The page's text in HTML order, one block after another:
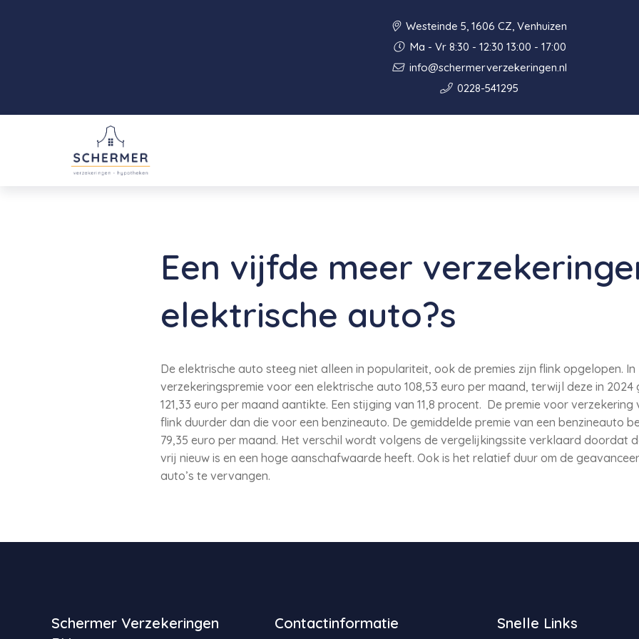
Westeinde 5, 1606 CZ, Venhuizen
Ma - Vr 8:30 - 12:30 13:00 - 17:00
info@schermerverzekeringen.nl
0228-541295
Een vijfde meer
elektrische auto?s
De elektrische auto steeg niet alleen in populariteit, ook de premies zijn flink opgelopen.
verzekeringspremie voor een elektrische auto 108,53 euro per maand, terwijl deze in
121,33 euro per maand aantikte. Een stijging van 11,8 procent. De premie voor
flink duurder dan die voor een benzineauto. De gemiddelde premie van een benzineauto
79,35 euro per maand. Het verschil wordt volgens de vergelijkingssite verklaard doordat
vrij nieuw is en een hoge aanschafwaarde heeft. Ook is het relatief duur om de
auto’s te vervangen.
Schermer Verzekeringen
Contactinformatie Snelle Links